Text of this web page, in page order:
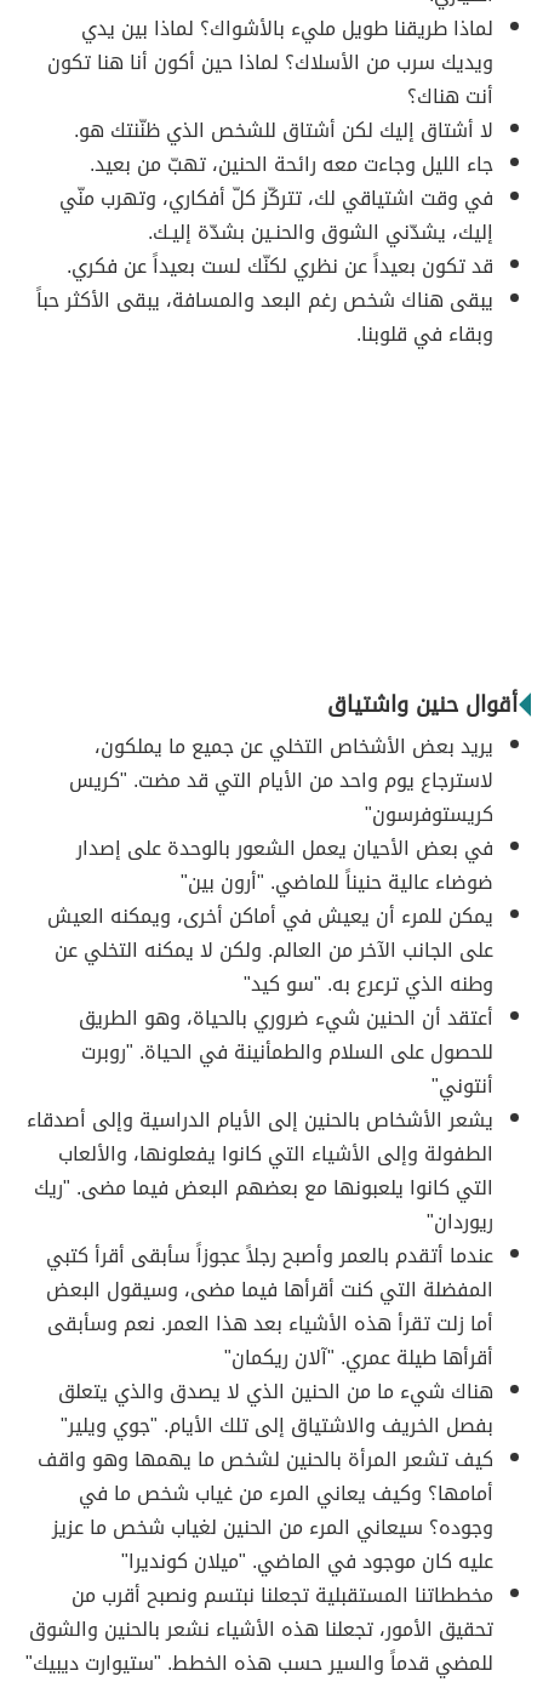
لماذا طريقنا طويل مليء بالأشواك؟ لماذا بين يدي
ويديك سرب من الأسلاك؟ لماذا حين أكون أنا هنا تكون
أنت هناك؟
لا أشتاق إليك لكن أشتاق للشخص الذي ظنّنتك هو.
جاء الليل وجاءت معه رائحة الحنين، تهبّ من بعيد.
في وقت اشتياقي لك، تتركّز كلّ أفكاري، وتهرب منّي
إليك، يشدّني الشوق والحنـين بشدّة إليـك.
قد تكون بعيداً عن نظري لكنّك لست بعيداً عن فكري.
يبقى هناك شخص رغم البعد والمسافة، يبقى الأكثر حباً
وبقاء في قلوبنا.
أقوال حنين واشتياق
يريد بعض الأشخاص التخلي عن جميع ما يملكون،
لاسترجاع يوم واحد من الأيام التي قد مضت. "كريس
كريستوفرسون"
في بعض الأحيان يعمل الشعور بالوحدة على إصدار
ضوضاء عالية حنيناً للماضي. "أرون بين"
يمكن للمرء أن يعيش في أماكن أخرى، ويمكنه العيش
على الجانب الآخر من العالم. ولكن لا يمكنه التخلي عن
وطنه الذي ترعرع به. "سو كيد"
أعتقد أن الحنين شيء ضروري بالحياة، وهو الطريق
للحصول على السلام والطمأنينة في الحياة. "روبرت
أنتوني"
يشعر الأشخاص بالحنين إلى الأيام الدراسية وإلى أصدقاء
الطفولة وإلى الأشياء التي كانوا يفعلونها، والألعاب
التي كانوا يلعبونها مع بعضهم البعض فيما مضى. "ريك
ريوردان"
عندما أتقدم بالعمر وأصبح رجلاً عجوزاً سأبقى أقرأ كتبي
المفضلة التي كنت أقرأها فيما مضى، وسيقول البعض
أما زلت تقرأ هذه الأشياء بعد هذا العمر. نعم وسأبقى
أقرأها طيلة عمري. "آلان ريكمان"
هناك شيء ما من الحنين الذي لا يصدق والذي يتعلق
بفصل الخريف والاشتياق إلى تلك الأيام. "جوي ويلير"
كيف تشعر المرأة بالحنين لشخص ما يهمها وهو واقف
أمامها؟ وكيف يعاني المرء من غياب شخص ما في
وجوده؟ سيعاني المرء من الحنين لغياب شخص ما عزيز
عليه كان موجود في الماضي. "ميلان كونديرا"
مخططاتنا المستقبلية تجعلنا نبتسم ونصبح أقرب من
تحقيق الأمور، تجعلنا هذه الأشياء نشعر بالحنين والشوق
للمضي قدماً والسير حسب هذه الخطط. "ستيوارت ديبيك"